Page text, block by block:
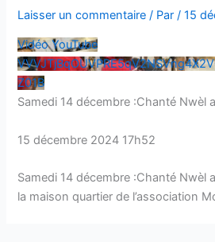
Laisser un commentaire / Par/15
Vidéo YouTube
Z01B
Samedi 14 décembre :Chanté Nwèl
15 décembre 2024 17h52
Samedi 14 décembre :Chanté Nwèl
la maison quartier de l’association